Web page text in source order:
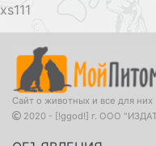
111
Сайт о животных и все для них
2020 - [!ggod!] г. ООО